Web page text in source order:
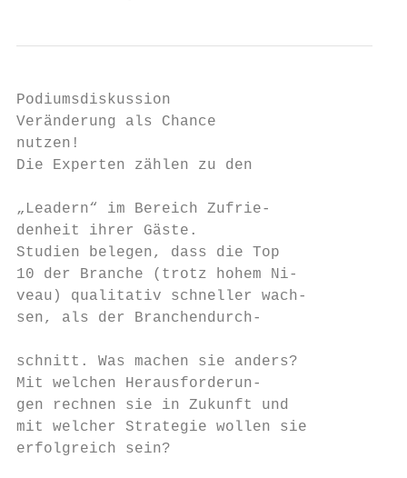
Podiumsdiskussion
Veränderung als Chance
nutzen!
Die Experten zählen zu den
„Leadern“ im Bereich Zufrie-
denheit ihrer Gäste.
Studien belegen, dass die Top
10 der Branche (trotz hohem Ni-
veau) qualitativ schneller wach-
sen, als der Branchendurch-
schnitt. Was machen sie anders?
Mit welchen Herausforderun-
gen rechnen sie in Zukunft und
mit welcher Strategie wollen sie
erfolgreich sein?